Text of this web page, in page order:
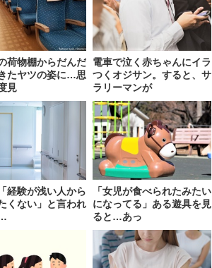
荷物棚からだんだ
たヤツの姿に…思
見
電車で泣く赤ちゃんにイラ
つくオジサン。すると、サ
ラリーマンが
経験が浅い人から
くない」と言われ
「女児が食べられたみたい
になってる」ある遊具を見
ると…あっ